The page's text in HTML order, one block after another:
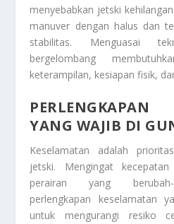
menyebabkan jetski
manuver dengan halus dan
stabilitas. Menguasai
bergelombang
keterampilan, kesiapan fisik,
YANG WAJIB DI
Keselamatan adalah
jetski. Mengingat
perairan yang berubah-
perlengkapan keselamatan
untuk mengurangi resiko